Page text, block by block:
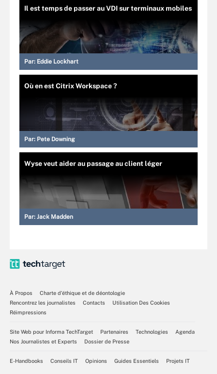
Il est temps de passer au VDI sur terminaux mobiles
Par: Eddie Lockhart
Où en est Citrix Workspace ?
Par: Pete Downing
Wyse veut aider au passage au client léger
Par: Jack Madden
À Propos
Charte d’éthique et de déontologie
Rencontrez les journalistes
Contacts
Utilisation Des Cookies
Réimpressions
Site Web pour Informa TechTarget Partenaires Technologies
Agenda
Nos Journalistes et Experts
Dossier de Presse
E-Handbooks Conseils IT Opinions Guides Essentiels Projets IT